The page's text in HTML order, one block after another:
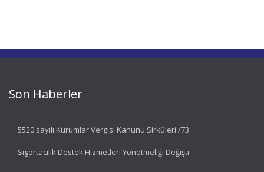
Son Haberler
5520 sayılı Kurumlar Vergisi Kanunu Sirküleri /73
Sigortacılık Destek Hizmetleri Yönetmeliği Değişti